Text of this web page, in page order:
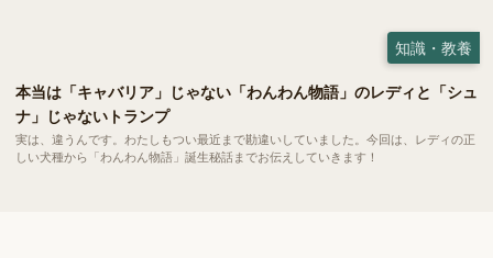
知識・教養
本当は「キャバリア」じゃない「わんわん物語」のレディと「シュ
ナ」じゃないトランプ
実は、違うんです。わたしもつい最近まで勘違いしていました。今回は、レディの正
しい犬種から「わんわん物語」誕生秘話までお伝えしていきます！